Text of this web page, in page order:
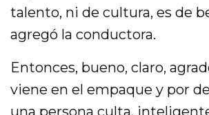
talento, ni de cultura, es de
agregó la conductora.
Entonces, bueno, claro,
viene en el empaque y por